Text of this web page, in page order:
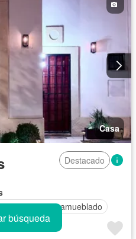
Casa
Destacado
amueblado
búsqueda